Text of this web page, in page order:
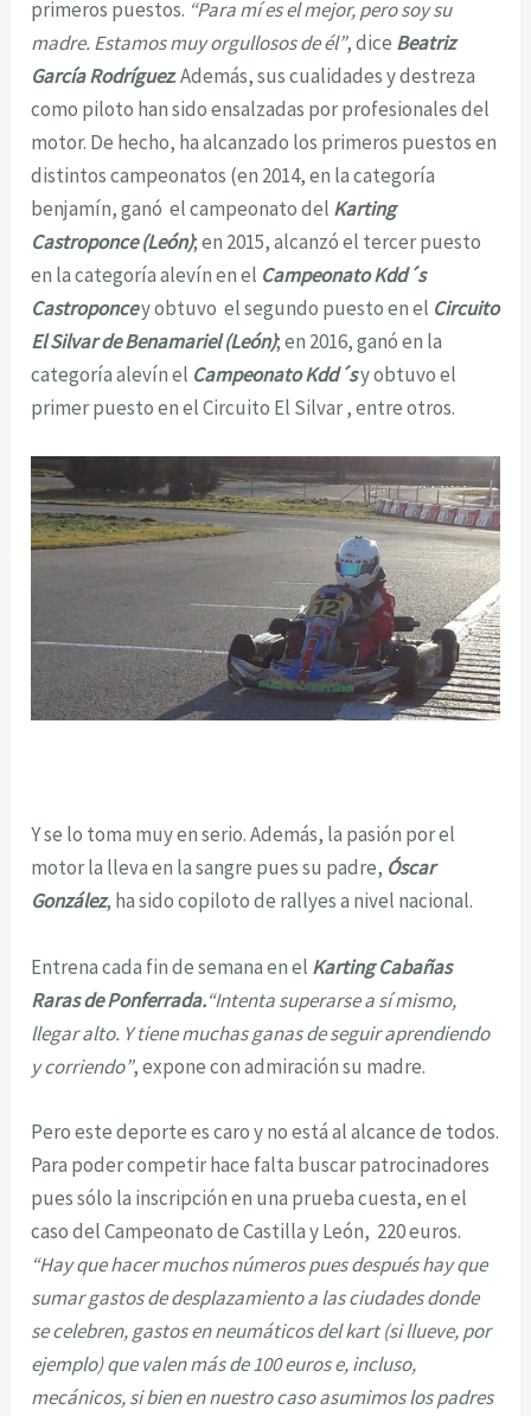
primeros puestos. “Para mí es el mejor, pero soy su
madre. Estamos muy orgullosos de él”, dice Beatriz
García Rodríguez. Además, sus cualidades y destreza
como piloto han sido ensalzadas por profesionales del
motor. De hecho, ha alcanzado los primeros puestos en
distintos campeonatos (en 2014, en la categoría
benjamín, ganó el campeonato del Karting
Castroponce (León); en 2015, alcanzó el tercer puesto
en la categoría alevín en el Campeonato Kdd´s
Castroponcey obtuvo el segundo puesto en el Circuito
El Silvar de Benamariel (León); en 2016, ganó en la
categoría alevín el Campeonato Kdd´sy obtuvo el
primer puesto en el Circuito El Silvar , entre otros.
Y se lo toma muy en serio. Además, la pasión por el
motor la lleva en la sangre pues su padre, Óscar
González, ha sido copiloto de rallyes a nivel nacional.
Entrena cada fin de semana en el Karting Cabañas
Raras de Ponferrada.“Intenta superarse a sí mismo,
llegar alto. Y tiene muchas ganas de seguir aprendiendo
y corriendo”, expone con admiración su madre.
Pero este deporte es caro y no está al alcance de todos.
Para poder competir hace falta buscar patrocinadores
pues sólo la inscripción en una prueba cuesta, en el
caso del Campeonato de Castilla y León, 220 euros.
“Hay que hacer muchos números pues después hay que
sumar gastos de desplazamiento a las ciudades donde
se celebren, gastos en neumáticos del kart (si llueve, por
ejemplo) que valen más de 100 euros e, incluso,
mecánicos, si bien en nuestro caso asumimos los padres